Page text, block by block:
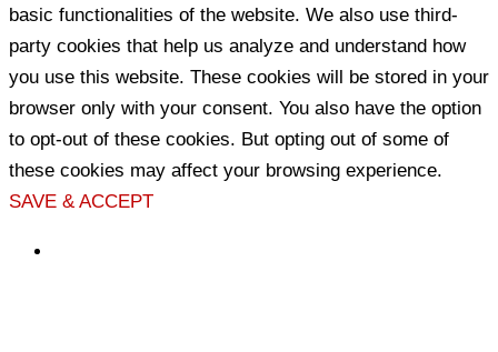
basic functionalities of the website. We also use third-
party cookies that help us analyze and understand how
you use this website. These cookies will be stored in your
browser only with your consent. You also have the option
to opt-out of these cookies. But opting out of some of
these cookies may affect your browsing experience.
SAVE & ACCEPT